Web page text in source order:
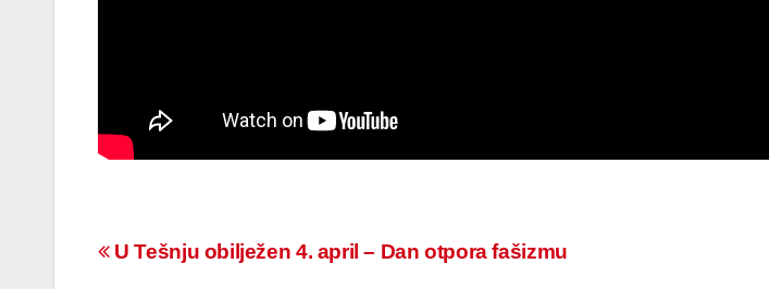
Navigacija
U Tešnju obilježen 4. april – Dan otpora fašizmu